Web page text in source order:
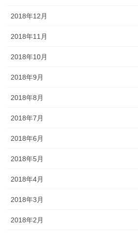
2018年12月
2018年11月
2018年10月
2018年9月
2018年8月
2018年7月
2018年6月
2018年5月
2018年4月
2018年3月
2018年2月